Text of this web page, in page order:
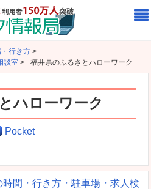
行き方 >
談室 > 福井県のふるさとハローワーク
ハローワーク
Pocket
間・行き方・駐車場・求人検